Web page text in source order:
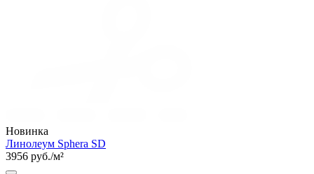
Новинка
Линолеум Sphera SD
3956 руб./м²